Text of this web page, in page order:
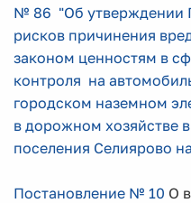
№ 86 "Об утверждении
рисков причинения
законом ценностям в
контроля на
городском наземном
в дорожном хозяйстве
поселения Селиярово
Постановление № 10 О